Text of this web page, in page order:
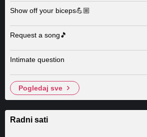
Show off your biceps💪🏼
Request a song🎵
Intimate question
pogledaj sve
Radni sati